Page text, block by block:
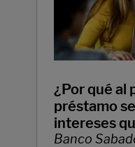
¿Por qué al
préstamo
intereses
Banco